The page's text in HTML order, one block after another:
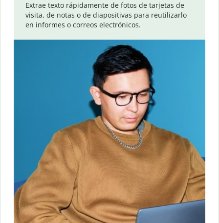
Extrae texto rápidamente de fotos de tarjetas de
visita, de notas o de diapositivas para reutilizarlo
en informes o correos electrónicos.